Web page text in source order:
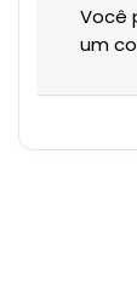
Você
um